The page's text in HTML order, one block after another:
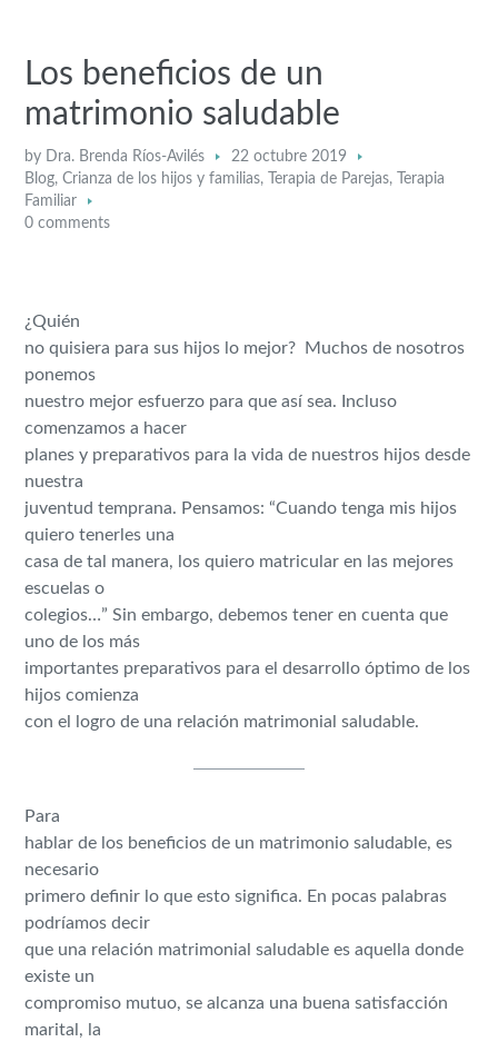
Los beneficios de un
matrimonio saludable
by Dra. Brenda Ríos-Avilés
22 octubre 2019
Blog,Crianza de los hijos y familias, Terapia de Parejas,
Terapia
Familiar
0 comments
¿Quién
no quisiera para sus hijos lo mejor? Muchos de nosotros
ponemos
nuestro mejor esfuerzo para que así sea. Incluso
comenzamos a hacer
planes y preparativos para la vida de nuestros hijos desde
nuestra
juventud temprana. Pensamos: “Cuando tenga mis hijos
quiero tenerles una
casa de tal manera, los quiero matricular en las mejores
escuelas o
colegios…” Sin embargo, debemos tener en cuenta que
uno de los más
importantes preparativos para el desarrollo óptimo de los
hijos comienza
con el logro de una relación matrimonial saludable.
Para
hablar de los beneficios de un matrimonio saludable, es
necesario
primero definir lo que esto significa. En pocas palabras
podríamos decir
que una relación matrimonial saludable es aquella donde
existe un
compromiso mutuo, se alcanza una buena satisfacción
marital, la